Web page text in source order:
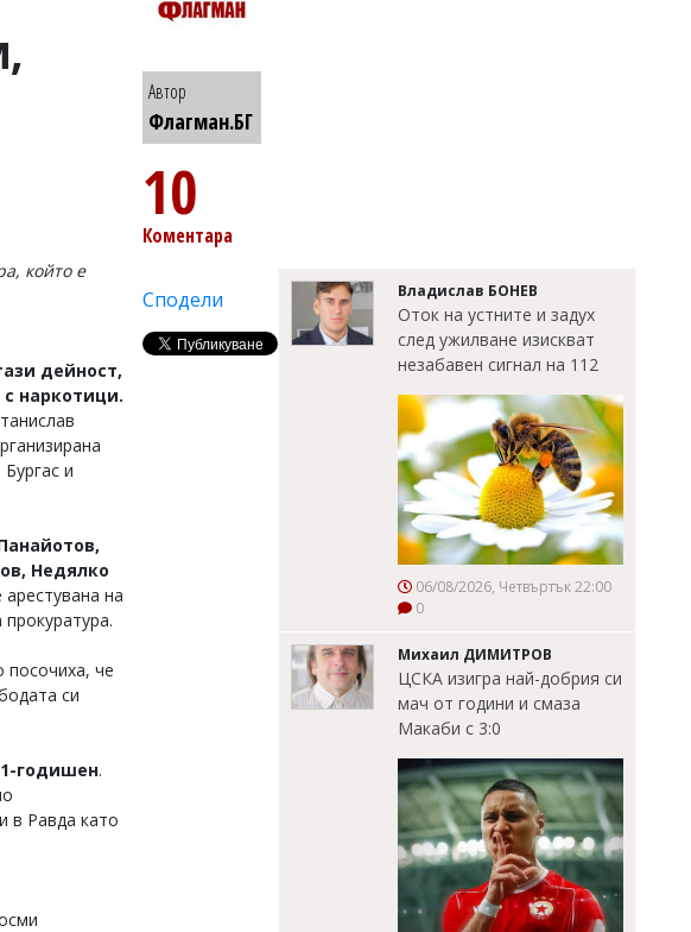
който е
дейност,
наркотици.
и
Недялко
арестувана на
посочиха, че
си
годишен.
в Равда като
Автор
Флагман.БГ
10
Коментара
Сподели Владислав БОНЕВ
Оток на устните и задух
след ужилване изискват
незабавен сигнал на 112
06/08/2026, Четвъртък 22:00
0
Михаил ДИМИТРОВ
ЦСКА изигра най-добрия си
мач от години и смаза
Макаби с 3:0